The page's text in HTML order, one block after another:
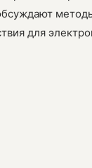
для